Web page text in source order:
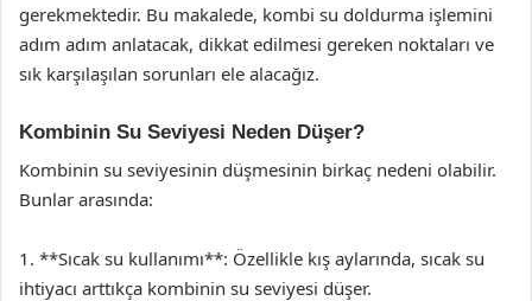
gerekmektedir. Bu makalede, kombi su doldurma işlemini
adım adım anlatacak, dikkat edilmesi gereken noktaları ve
sık karşılaşılan sorunları ele alacağız.
Kombinin Su Seviyesi Neden Düşer?
Kombinin su seviyesinin düşmesinin birkaç nedeni olabilir.
Bunlar arasında:
1. **Sıcak su kullanımı**: Özellikle kış aylarında, sıcak su
ihtiyacı arttıkça kombinin su seviyesi düşer.